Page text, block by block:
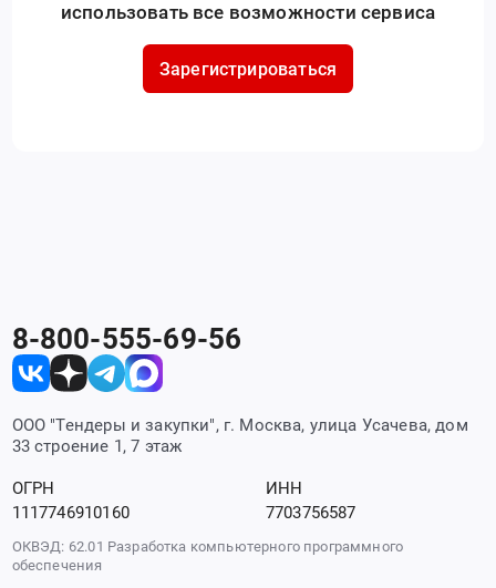
использовать все возможности сервиса
Зарегистрироваться
8-800-555-69-56
ООО "Тендеры и закупки", г. Москва, улица Усачева, дом
33 строение 1, 7 этаж
ОГРН
1117746910160
ИНН
7703756587
ОКВЭД: 62.01 Разработка компьютерного программного
обеспечения